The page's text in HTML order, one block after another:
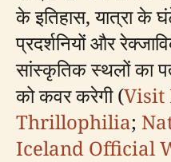
के इतिहास, यात्रा के
प्रदर्शनियों और
सांस्कृतिक स्थलों का
को कवर करेगी (Visit
Thrillophilia;
Iceland Official